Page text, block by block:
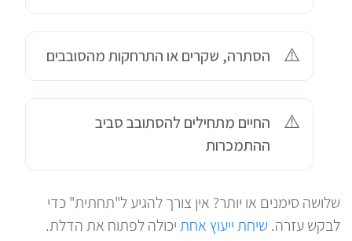
הסתרה, שקרים או התרחקות מהסובבים
החיים מתחילים להסתובב סביב
ההתמכרות
שלושה סימנים או יותר? אין צורך להגיע ל"תחתית" כדי
לבקש עזרה. שיחת ייעוץ אחתיכולה לפתוח את הדלת.